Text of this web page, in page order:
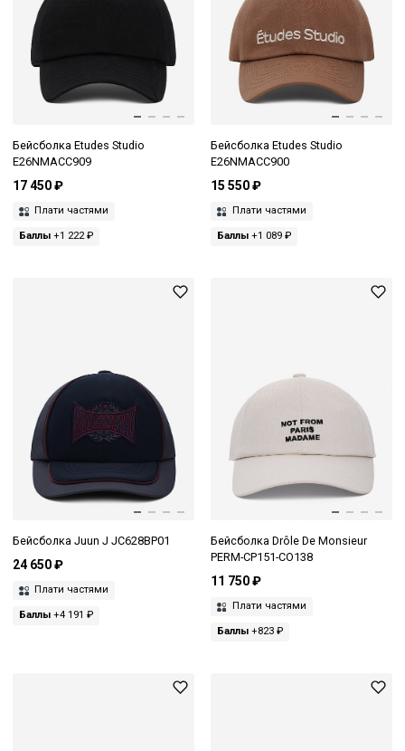
Бейсболка Etudes Studio
E26NMACC909
17 450 ₽
Плати частями
Баллы +1 222 ₽
Бейсболка Etudes Studio
E26NMACC900
15 550 ₽
Плати частями
Баллы+1 089 ₽
Бейсболка Juun J JC628BP01
24 650 ₽
Плати частями
Баллы +4 191 ₽
Бейсболка Drôle De Monsieur
PERM-CP151-CO138
11 750 ₽
Плати частями
Баллы+823 ₽